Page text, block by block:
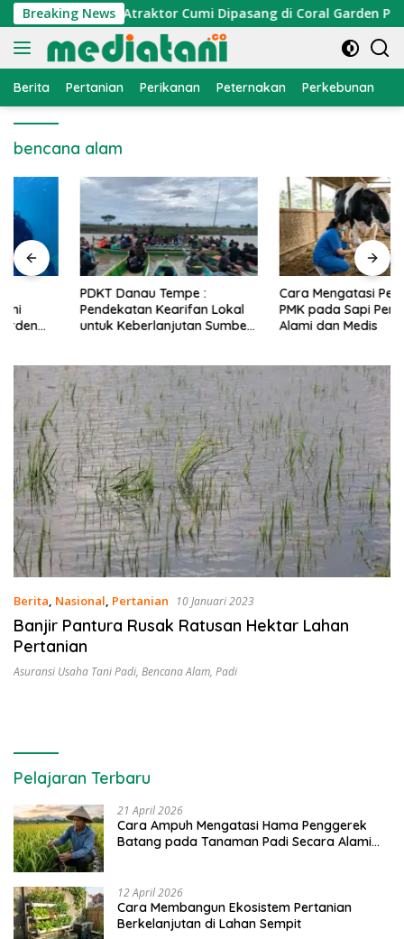
Langsung
ke
konten
Breaking News
Nelayan, Atraktor Cumi Dipasang di Coral Garden Pulau
Berita Pertanian Perikanan Peternakan Perkebunan
bencana alam
PDKT Danau Tempe :
Pendekatan Kearifan Lokal
untuk Keberlanjutan Sumber
Cara Mengatasi Penyakit
PMK pada Sapi Perah Secara
Alami dan Medis
Berita, Nasional, Pertanian 10 Januari 2023
Banjir Pantura Rusak Ratusan Hektar Lahan
Pertanian
Asuransi Usaha Tani Padi, Bencana Alam, Padi
Pelajaran Terbaru
21 April 2026
Cara Ampuh Mengatasi Hama Penggerek
Batang pada Tanaman Padi Secara Alami
12 April 2026
Cara Membangun Ekosistem Pertanian
Berkelanjutan di Lahan Sempit